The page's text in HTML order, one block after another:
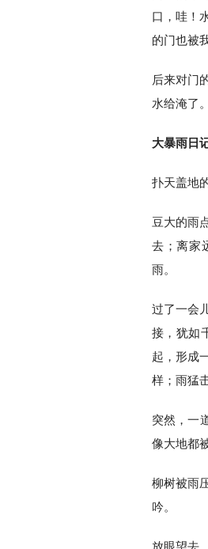
口，哇！
的门也被
后来对门
水给淹了
大暴雨日
扑天盖地
豆大的雨
去；离家
雨。
过了一会
接，犹如
起，形成
样；雨猛
突然，一
像大地都
柳树被雨
吟。
放眼望去